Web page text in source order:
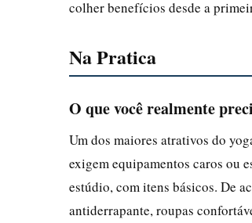
colher benefícios desde a
Na Pratica
O que você realmente
Um dos maiores atrativos do
exigem equipamentos caros ou
estúdio, com itens básicos. De
antiderrapante, roupas